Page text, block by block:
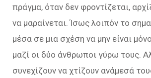
πράγμα, όταν δεν φροντίζεται,
να μαραίνεται. Ίσως λοιπόν το
μέσα σε μια σχέση να μην είναι
μαζί οι δύο άνθρωποι γύρω τους.
συνεχίζουν να χτίζουν ανάμεσά